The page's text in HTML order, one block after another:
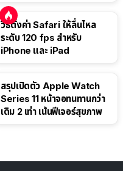
วิธีตั้งค่า Safari ให้ลื่นไหล
ระดับ 120 fps สำหรับ
iPhone และ iPad
สรุปเปิดตัว Apple Watch
Series 11 หน้าจอทนทานกว่า
เดิม 2 เท่า เน้นฟีเจอร์สุขภาพ